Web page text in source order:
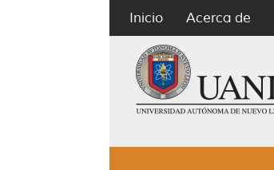
Inicio Acerca de